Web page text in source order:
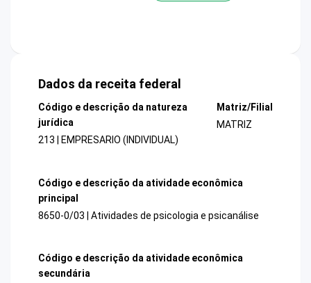
Dados da receita federal
Código e descrição da natureza
jurídica
213 | EMPRESARIO (INDIVIDUAL)
Matriz/Filial
MATRIZ
Código e descrição da atividade econômica
principal
8650-0/03 | Atividades de psicologia e psicanálise
Código e descrição da atividade econômica
secundária